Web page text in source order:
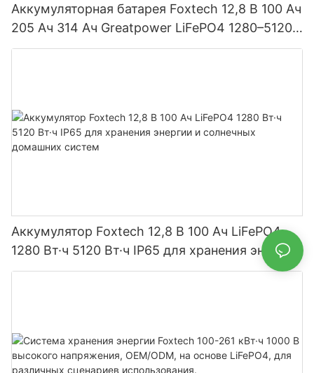
Аккумуляторная батарея Foxtech 12,8 В 100 Ач
205 Ач 314 Ач Greatpower LiFePO4 1280–5120
Вт·ч IP65
Аккумулятор Foxtech 12,8 В 100 Ач LiFePO4
1280 Вт·ч 5120 Вт·ч IP65 для хранения энергии
и солнечных домашних систем